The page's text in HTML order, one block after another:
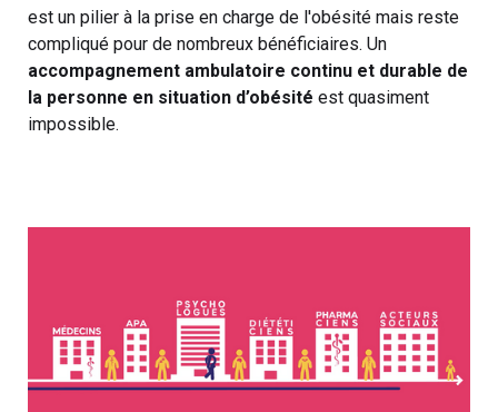
est un pilier à la prise en charge de l'obésité mais reste
compliqué pour de nombreux bénéficiaires. Un
accompagnement ambulatoire continu et durable de
la personne en situation d’obésité est quasiment
impossible.